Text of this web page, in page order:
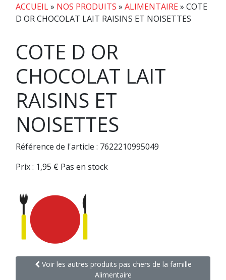
ACCUEIL» NOS PRODUITS » ALIMENTAIRE» COTE
D OR CHOCOLAT LAIT RAISINS ET NOISETTES
COTE D OR
CHOCOLAT LAIT
RAISINS ET
NOISETTES
Référence de l'article : 7622210995049
Prix : 1,95 € Pas en stock
Voir les autres produits pas chers de la famille
Alimentaire